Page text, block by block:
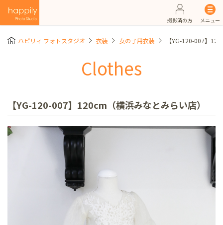
撮影済の方 メニュー
ハピリィ フォトスタジオ 衣装 女の子用衣装 【YG-120-007】
Clothes
【YG-120-007】120cm（横浜みなとみらい店）